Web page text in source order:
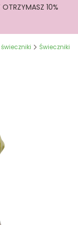
OTRZYMASZ 10%
Świeczniki